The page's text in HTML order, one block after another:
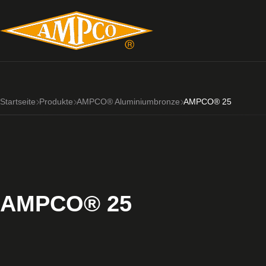
Startseite Produkte AMPCO® Aluminiumbronze AMPCO® 25
AMPCO® 25